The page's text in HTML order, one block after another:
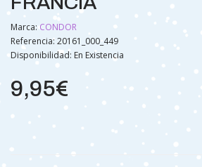
Marca: CONDOR
Referencia: 20161_000_449
Disponibilidad: En Existencia
9,95€